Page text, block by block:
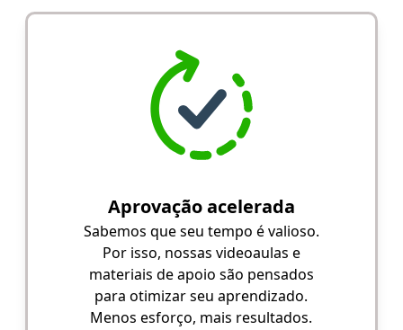
Aprovação acelerada
Sabemos que seu tempo é valioso.
Por isso, nossas videoaulas e
materiais de apoio são pensados
para otimizar seu aprendizado.
Menos esforço, mais resultados.